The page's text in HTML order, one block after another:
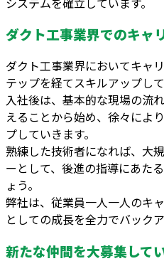
ダクト工事業界でのキャ
ダクト工事業界においてキャ
テップを経てスキルアップし
入社後は、基本的な現場の流
えることから始め、徐々によ
プしていきます。
熟練した技術者になれば、大
ーとして、後進の指導にあた
ょう。
弊社は、従業員一人一人のキ
としての成長を全力でバックア
新たな仲間を大募集して